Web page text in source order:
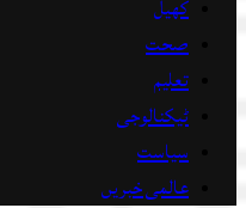
کھیل
صحت
تعلیم
ٹیکنالوجی
سیاست
عالمی خبریں